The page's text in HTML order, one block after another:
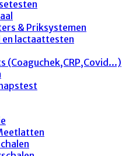
& Priksystemen
lactaattesten
(Coaguchek,CRP,Covid...)